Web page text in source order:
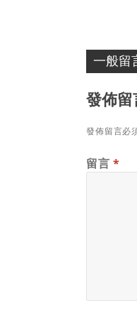
一般留
發佈留
發佈留言必
留言 *